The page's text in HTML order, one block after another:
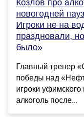
Козлов про
новогодней
Игроки не на
праздновали,
было»
Главный тренер
победы над
игроки уфимского
алкоголь после...